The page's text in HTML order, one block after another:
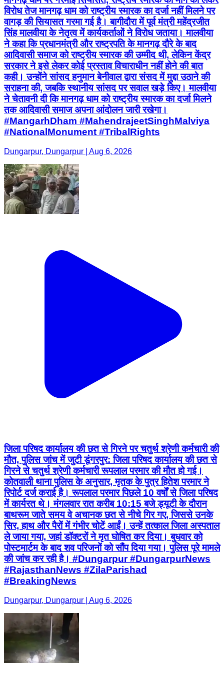
विरोध तेज मानगढ़ धाम को राष्ट्रीय स्मारक का दर्जा नहीं मिलने पर
वागड़ की सियासत गरमा गई है। बागीदौरा में पूर्व मंत्री महेंद्रजीत
सिंह मालवीया के नेतृत्व में कार्यकर्ताओं ने विरोध जताया। मालवीया
ने कहा कि प्रधानमंत्री और राष्ट्रपति के मानगढ़ दौरे के बाद
आदिवासी समाज को राष्ट्रीय स्मारक की उम्मीद थी, लेकिन केंद्र
सरकार ने इसे लेकर कोई प्रस्ताव विचाराधीन नहीं होने की बात
कही। उन्होंने सांसद हनुमान बेनीवाल द्वारा संसद में मुद्दा उठाने की
सराहना की, जबकि स्थानीय सांसद पर सवाल खड़े किए। मालवीया
ने चेतावनी दी कि मानगढ़ धाम को राष्ट्रीय स्मारक का दर्जा मिलने
तक आदिवासी समाज अपना आंदोलन जारी रखेगा।
#MangarhDham #MahendrajeetSinghMalviya
#NationalMonument #TribalRights
Dungarpur, Dungarpur | Aug 6, 2026
जिला परिषद कार्यालय की छत से गिरने पर चतुर्थ श्रेणी कर्मचारी की
मौत, पुलिस जांच में जुटी डूंगरपुर: जिला परिषद कार्यालय की छत से
गिरने से चतुर्थ श्रेणी कर्मचारी रूपलाल परमार की मौत हो गई।
कोतवाली थाना पुलिस के अनुसार, मृतक के पुत्र हितेश परमार ने
रिपोर्ट दर्ज कराई है। रूपलाल परमार पिछले 10 वर्षों से जिला परिषद
में कार्यरत थे। मंगलवार रात करीब 10:15 बजे ड्यूटी के दौरान
बाथरूम जाते समय वे अचानक छत से नीचे गिर गए, जिससे उनके
सिर, हाथ और पैरों में गंभीर चोटें आईं। उन्हें तत्काल जिला अस्पताल
ले जाया गया, जहां डॉक्टरों ने मृत घोषित कर दिया। बुधवार को
पोस्टमार्टम के बाद शव परिजनों को सौंप दिया गया। पुलिस पूरे मामले
की जांच कर रही है। #Dungarpur #DungarpurNews
#RajasthanNews #ZilaParishad
#BreakingNews
Dungarpur, Dungarpur | Aug 6, 2026